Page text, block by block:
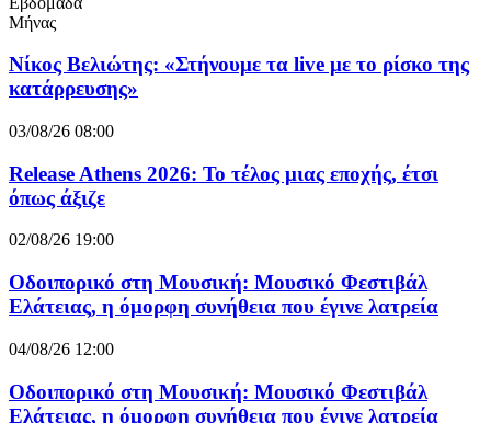
Μήνας
Νίκος Βελιώτης: «Στήνουμε τα live με το ρίσκο της
κατάρρευσης»
03/08/26 08:00
Release Athens 2026: Το τέλος μιας εποχής, έτσι
όπως άξιζε
02/08/26 19:00
Οδοιπορικό στη Μουσική: Μουσικό Φεστιβάλ
Ελάτειας, η όμορφη συνήθεια που έγινε λατρεία
04/08/26 12:00
Οδοιπορικό στη Μουσική: Μουσικό Φεστιβάλ
Ελάτειας, η όμορφη συνήθεια που έγινε λατρεία